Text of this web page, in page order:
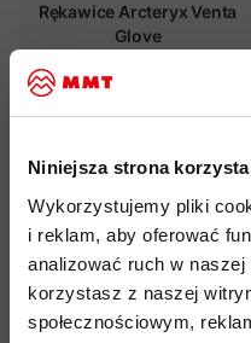
Niniejsza strona
Wykorzystujemy pliki
i reklam, aby oferować
analizować ruch w
korzystasz z naszej
społecznościowym,
Rękawice Arcteryx Venta
Glove
322,00 zł